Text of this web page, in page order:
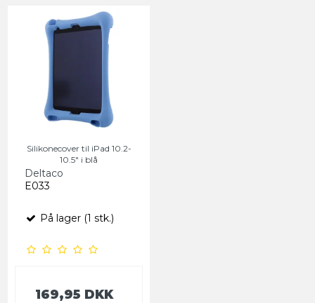
Silikonecover til iPad 10.2-
10.5" i blå
Deltaco
E033
På lager (1 stk.)
169,95 DKK